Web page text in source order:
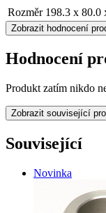
Rozměr 198.3 x 80.0
Zobrazit hodnocení
Hodnocení
Produkt zatím nikdo
Zobrazit související
Související
Novinka